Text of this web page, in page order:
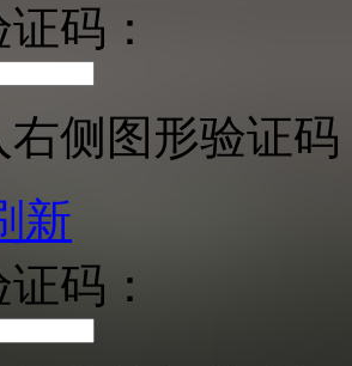
码：
侧图形验证码
新
码：